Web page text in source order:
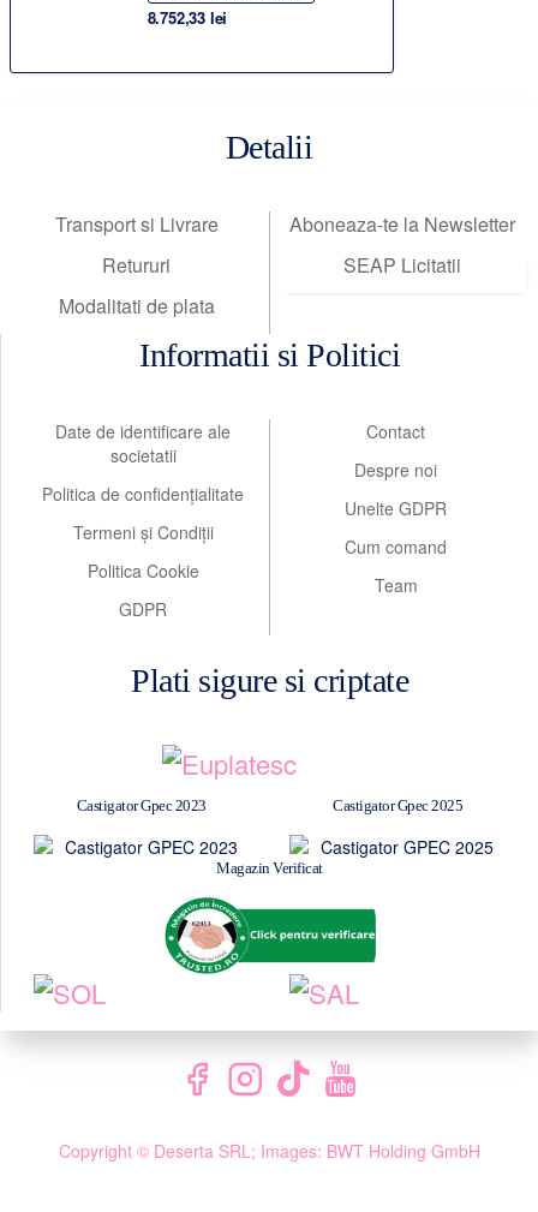
8.752,33 lei
Detalii
Transport si Livrare
Retururi
Modalitati de plata
Aboneaza-te la Newsletter
SEAP Licitatii
Informatii si Politici
Date de identificare ale
societatii
Politica de confidențialitate
Termeni și Condiții
Politica Cookie
GDPR
Contact
Despre noi
Unelte GDPR
Cum comand
Team
Plati sigure si criptate
Castigator Gpec 2023 Castigator Gpec 2025
Magazin Verificat
Copyright © Deserta SRL; Images: BWT Holding GmbH